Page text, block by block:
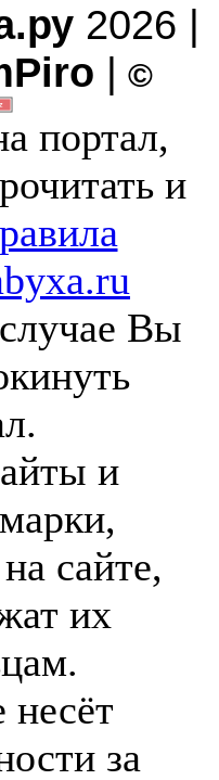
2026 |
| ©
портал,
и
Вы
и
сайте,
их
несёт
за